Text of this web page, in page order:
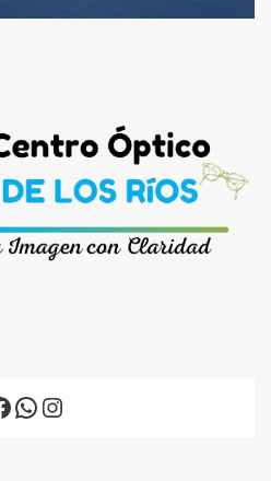
WhatsApp
Instagram